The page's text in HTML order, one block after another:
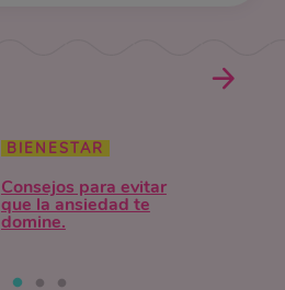
BIENESTAR
Consejos para evitar
que la ansiedad te
domine.